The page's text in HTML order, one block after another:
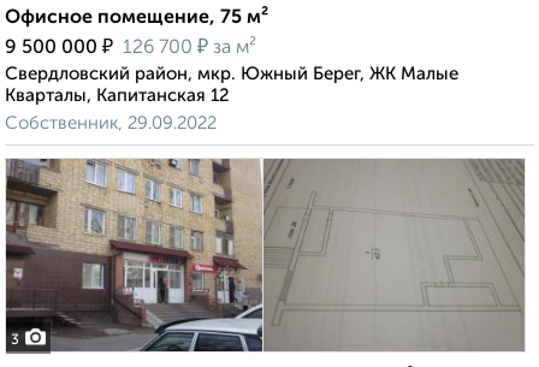
Офисное помещение, 75 м²
9 500 000 ₽ 126 700 ₽ за м²
Свердловский район, мкр. Южный Берег, ЖК Малые
Кварталы, Капитанская 12
Собственник, 29.09.2022
3